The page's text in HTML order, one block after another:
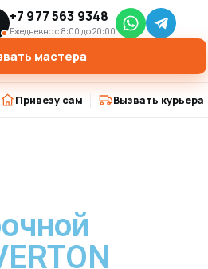
›
VERTON
+7 977 563 9348
Ежедневно с 8:00 до 20:00
мастера
Привезу сам Вызвать курьера